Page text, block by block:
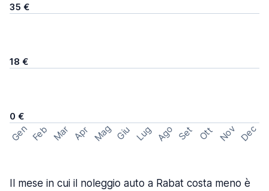
35 €
18 €
0 €
Gen Feb Mar Apr Mag Giu Lug Ago Set Ott Nov Dec
Il mese in cui il noleggio auto a Rabat costa meno è